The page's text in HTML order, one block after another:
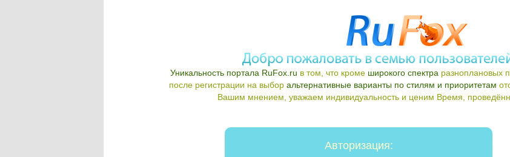
Уникальность портала RuFox.ru в том, что кроме широкого спектра разноплановых
после регистрации на выбор альтернативные варианты по стилям и приоритетам
Вашим мнением, уважаем индивидуальность и ценим Время,
Авторизация: